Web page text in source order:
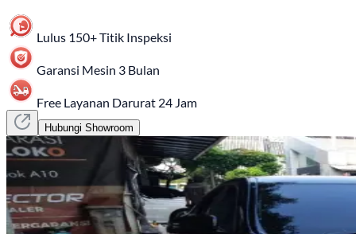
Lulus 150+ Titik Inspeksi
Garansi Mesin 3 Bulan
Free Layanan Darurat 24 Jam
Hubungi Showroom